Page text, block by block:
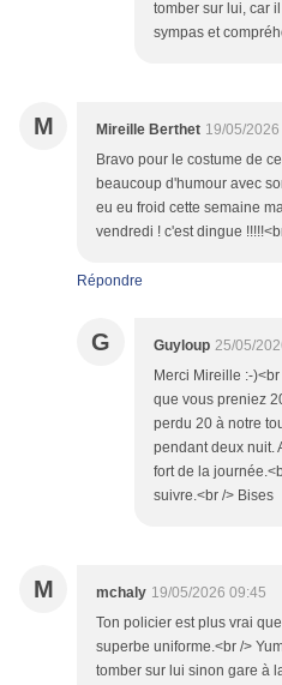
tomber sur lui, car
sympas et
M Mireille Berthet 19/05/
Bravo pour le costume de
beaucoup d'humour avec
eu eu froid cette semaine
vendredi ! c'est dingue
Répondre
G Guyloup 25/05/
Merci Mireille :-
que vous preniez
perdu 20 à notre
pendant deux nuit.
fort de la
suivre.<br /> Bises
M mchaly 19/05/2026 09:45
Ton policier est plus vrai
superbe uniforme.<br />
tomber sur lui sinon gare à